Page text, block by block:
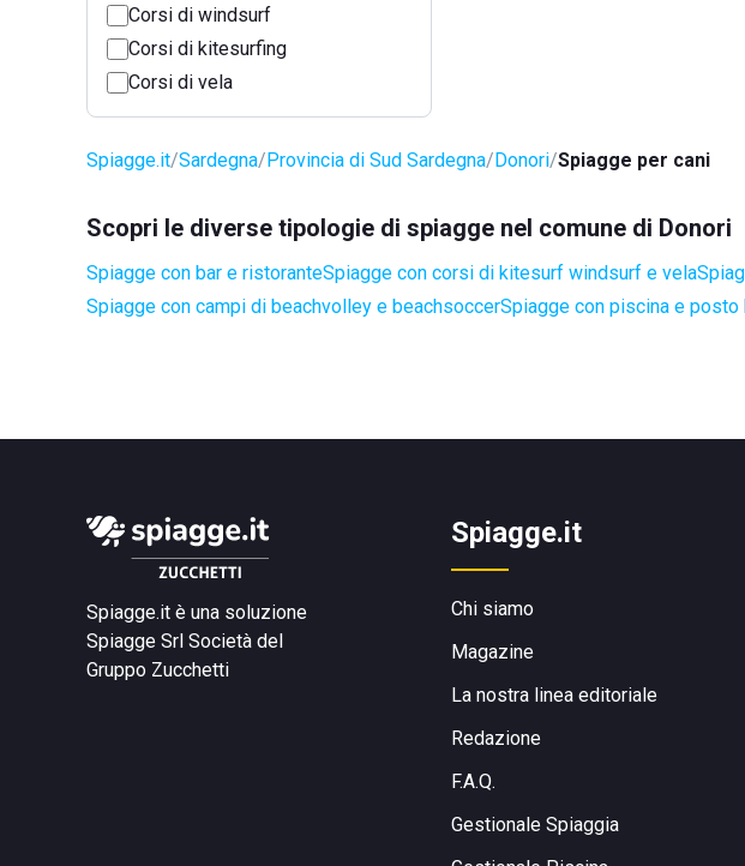
Corsi di windsurf
Corsi di kitesurfing
Corsi di vela
Spiagge.it Sardegna Provincia di Sud Sardegna Donori Spiagge per cani
Scopri le diverse tipologie di spiagge nel comune di Donori
Spiagge con bar e ristoranteSpiagge con corsi di kitesurf windsurf e vela
Spiagge con campi di beachvolley e beachsoccerSpiagge con piscina e posto
Spiagge.it è una soluzione
Spiagge Srl Società del
Gruppo Zucchetti
Spiagge.it
Chi siamo
Magazine
La nostra linea editoriale
Redazione
F.A.Q.
Gestionale Spiaggia